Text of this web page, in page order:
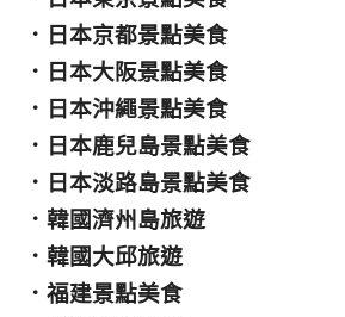
． 日本京都景點美食
． 日本大阪景點美食
． 日本沖繩景點美食
． 日本鹿兒島景點美食
． 日本淡路島景點美食
． 韓國濟州島旅遊
． 韓國大邱旅遊
． 福建景點美食